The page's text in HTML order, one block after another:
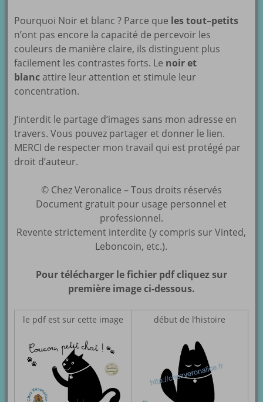
Pourquoi Noir et blanc ? Parce que les tout–petits
n’ont pas encore la capacité de percevoir les
couleurs de manière claire, ils distinguent plus
facilement les contrastes forts. Le noir et
blancattire leur attention et stimule leur
concentration.
J’interdit le partage d’images sans mon adresse en
travers. Vous pouvez partager et donner le lien.
MERCI de respecter mon travail qui est protégé par
droit d’auteur.
© Chez Veronalice – Tous droits réservés
Document gratuit pour usage personnel et
professionnel.
Revente strictement interdite (y compris sur Vinted,
Leboncoin, etc.).
Pour télécharger le fichier pdf cliquez sur
première image ci-dessous.
le pdf est sur cette image début de l’histoire